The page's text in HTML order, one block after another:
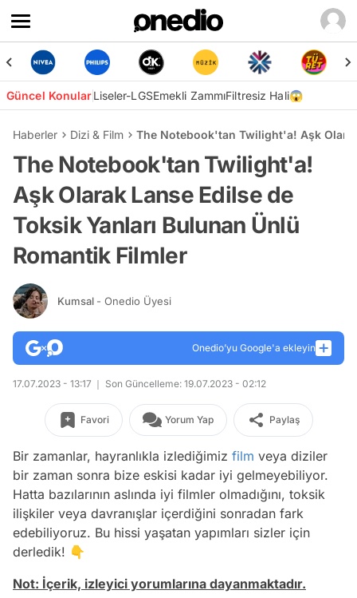
Güncel KonularLiseler-LGSEmekli ZammıFiltresiz Hali😱
Haberler Dizi & Film The Notebook'tan Twilight'a! Aşk
The Notebook'tan Twilight'a!
Aşk Olarak Lanse Edilse de
Toksik Yanları Bulunan Ünlü
Romantik Filmler
Kumsal - Onedio Üyesi
Onedio’yu Google'a ekleyin
17.07.2023 - 13:17 Son Güncelleme: 19.07.2023 - 02:12
Favori Yorum Yap Paylaş
Bir zamanlar, hayranlıkla izlediğimiz film veya diziler
bir zaman sonra bize eskisi kadar iyi gelmeyebiliyor.
Hatta bazılarının aslında iyi filmler olmadığını, toksik
ilişkiler veya davranışlar içerdiğini sonradan fark
edebiliyoruz. Bu hissi yaşatan yapımları sizler için
derledik! 👇
Not: İçerik, izleyici yorumlarına dayanmaktadır.